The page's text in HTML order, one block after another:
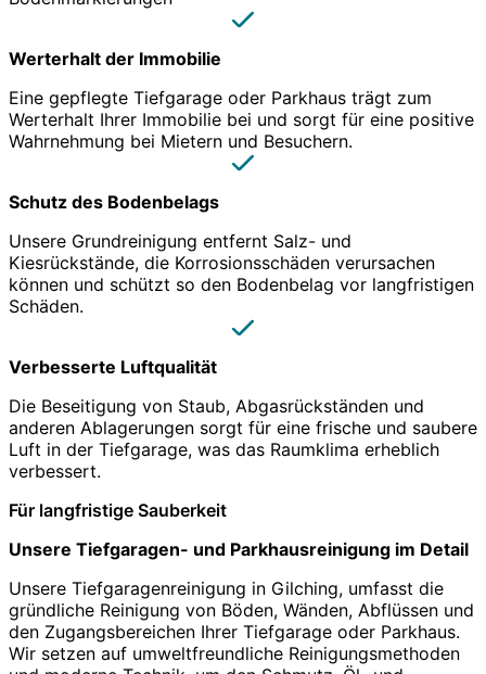
Werterhalt der Immobilie
Eine gepflegte Tiefgarage oder Parkhaus trägt zum
Werterhalt Ihrer Immobilie bei und sorgt für eine positive
Wahrnehmung bei Mietern und Besuchern.
Schutz des Bodenbelags
Unsere Grundreinigung entfernt Salz- und
Kiesrückstände, die Korrosionsschäden verursachen
können und schützt so den Bodenbelag vor langfristigen
Schäden.
Verbesserte Luftqualität
Die Beseitigung von Staub, Abgasrückständen und
anderen Ablagerungen sorgt für eine frische und saubere
Luft in der Tiefgarage, was das Raumklima erheblich
verbessert.
Für langfristige Sauberkeit
Unsere Tiefgaragen- und Parkhausreinigung im Detail
Unsere Tiefgaragenreinigung in Gilching, umfasst die
gründliche Reinigung von Böden, Wänden, Abflüssen und
den Zugangsbereichen Ihrer Tiefgarage oder Parkhaus.
Wir setzen auf umweltfreundliche Reinigungsmethoden